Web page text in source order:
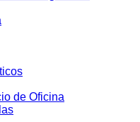
de Oficina